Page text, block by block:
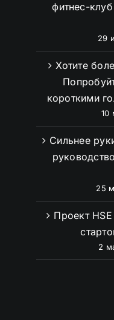
фитнес-
29
Хотите
короткими
10
Сильнее
25
Проект
2